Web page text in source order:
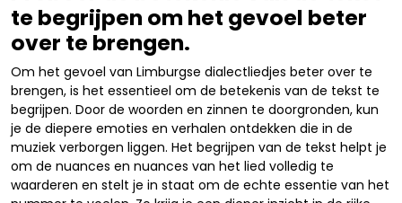
te begrijpen om het gevoel beter
over te brengen.
Om het gevoel van Limburgse dialectliedjes beter over te
brengen, is het essentieel om de betekenis van de tekst te
begrijpen. Door de woorden en zinnen te doorgronden, kun
je de diepere emoties en verhalen ontdekken die in de
muziek verborgen liggen. Het begrijpen van de tekst helpt je
om de nuances en nuances van het lied volledig te
waarderen en stelt je in staat om de echte essentie van het